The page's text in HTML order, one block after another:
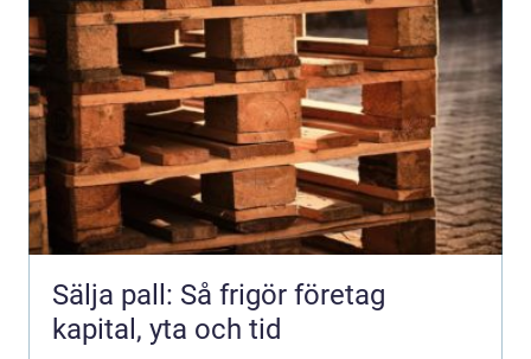
Sälja pall: Så frigör företag
kapital, yta och tid